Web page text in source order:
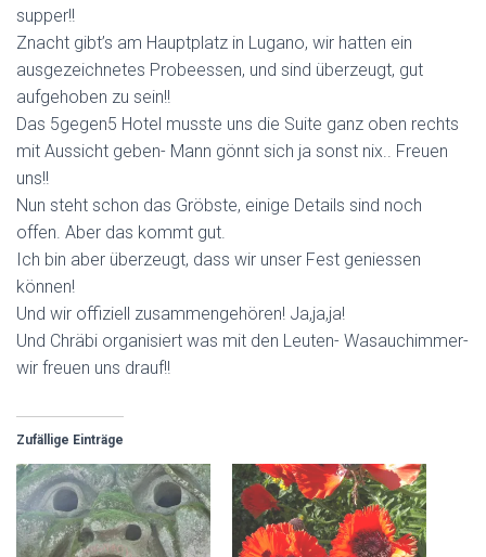
supper!!
Znacht gibt’s am Hauptplatz in Lugano, wir hatten ein
ausgezeichnetes Probeessen, und sind überzeugt, gut
aufgehoben zu sein!!
Das 5gegen5 Hotel musste uns die Suite ganz oben rechts
mit Aussicht geben- Mann gönnt sich ja sonst nix.. Freuen
uns!!
Nun steht schon das Gröbste, einige Details sind noch
offen. Aber das kommt gut.
Ich bin aber überzeugt, dass wir unser Fest geniessen
können!
Und wir offiziell zusammengehören! Ja,ja,ja!
Und Chräbi organisiert was mit den Leuten- Wasauchimmer-
wir freuen uns drauf!!
Zufällige Einträge